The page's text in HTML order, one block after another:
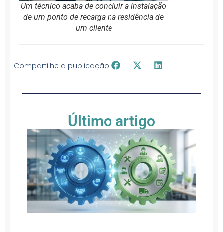
Um técnico acaba de concluir a instalação
de um ponto de recarga na residência de
um cliente
Compartilhe a publicação:
Último artigo